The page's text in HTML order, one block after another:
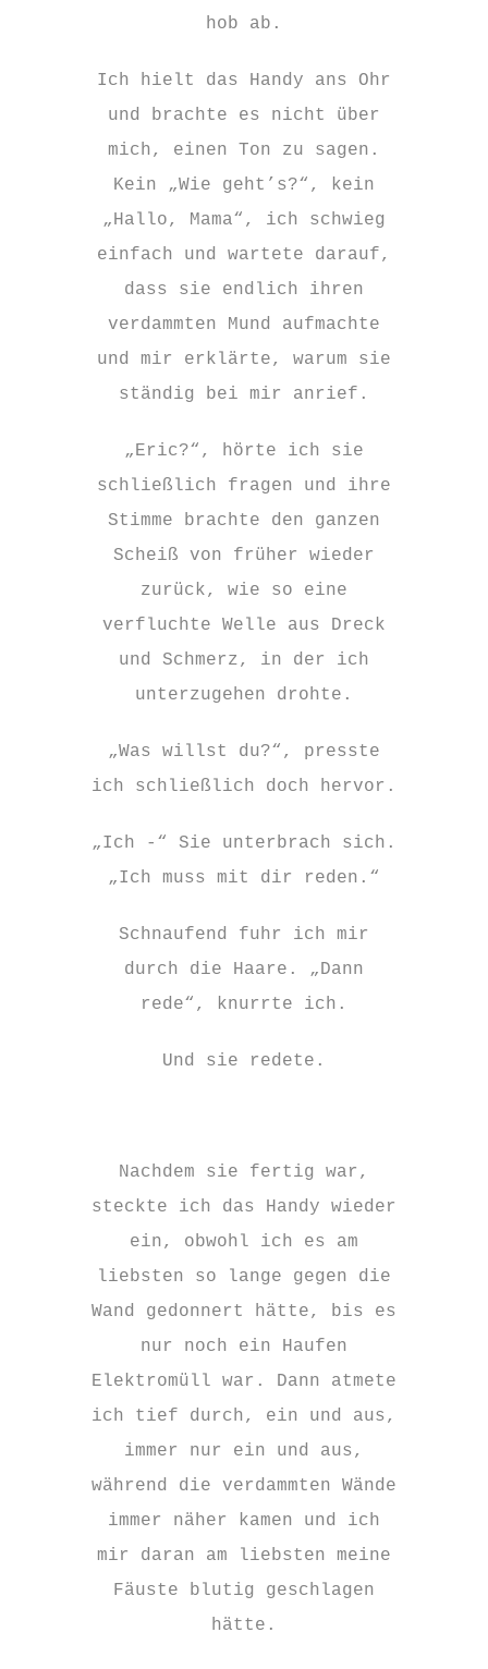
hob ab.
Ich hielt das Handy ans Ohr
und brachte es nicht über
mich, einen Ton zu sagen.
Kein „Wie geht’s?“, kein
„Hallo, Mama“, ich schwieg
einfach und wartete darauf,
dass sie endlich ihren
verdammten Mund aufmachte
und mir erklärte, warum sie
ständig bei mir anrief.
„Eric?“, hörte ich sie
schließlich fragen und ihre
Stimme brachte den ganzen
Scheiß von früher wieder
zurück, wie so eine
verfluchte Welle aus Dreck
und Schmerz, in der ich
unterzugehen drohte.
„Was willst du?“, presste
ich schließlich doch hervor.
„Ich -“ Sie unterbrach sich.
„Ich muss mit dir reden.“
Schnaufend fuhr ich mir
durch die Haare. „Dann
rede“, knurrte ich.
Und sie redete.
Nachdem sie fertig war,
steckte ich das Handy wieder
ein, obwohl ich es am
liebsten so lange gegen die
Wand gedonnert hätte, bis es
nur noch ein Haufen
Elektromüll war. Dann atmete
ich tief durch, ein und aus,
immer nur ein und aus,
während die verdammten Wände
immer näher kamen und ich
mir daran am liebsten meine
Fäuste blutig geschlagen
hätte.